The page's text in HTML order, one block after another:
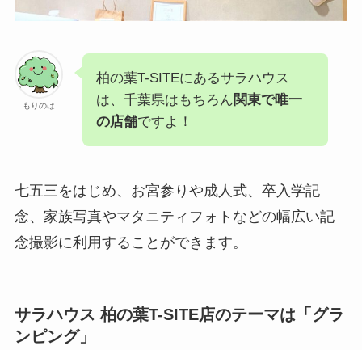
もりのは
柏の葉T-SITEにあるサラハウス
は、千葉県はもちろん関東で唯一
の店舗ですよ！
七五三をはじめ、お宮参りや成人式、卒入学記
念、家族写真やマタニティフォトなどの幅広い記
念撮影に利用することができます。
サラハウス 柏の葉T-SITE店のテーマは「グラ
ンピング」